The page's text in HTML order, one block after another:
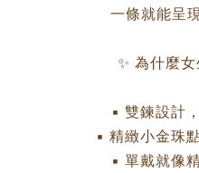
一條就能呈
✨ 為什麼
▪ 雙鍊設計
▪ 精緻小金珠
▪ 單戴就像